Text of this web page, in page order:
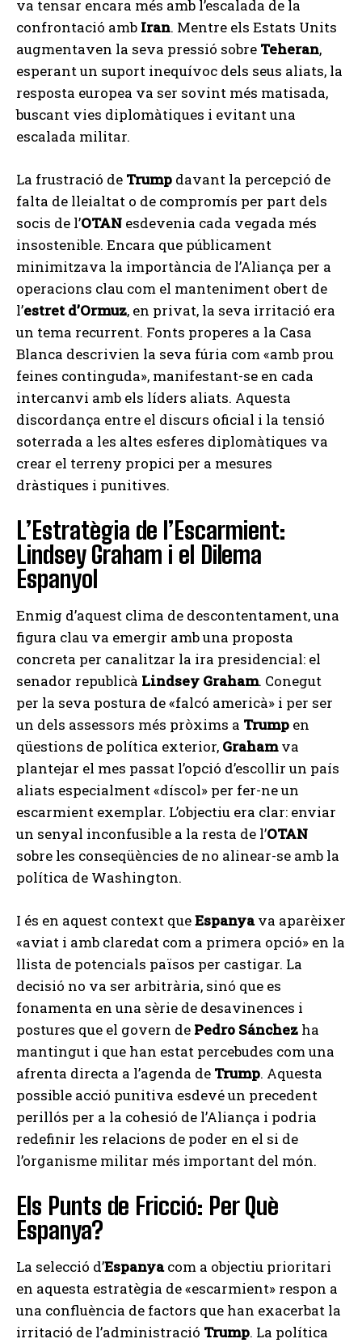
va tensar encara més amb l’escalada de la
confrontació amb Iran. Mentre els Estats Units
augmentaven la seva pressió sobre Teheran,
esperant un suport inequívoc dels seus aliats, la
resposta europea va ser sovint més matisada,
buscant vies diplomàtiques i evitant una
escalada militar.
La frustració de Trump davant la percepció de
falta de lleialtat o de compromís per part dels
socis de l’OTAN esdevenia cada vegada més
insostenible. Encara que públicament
minimitzava la importància de l’Aliança per a
operacions clau com el manteniment obert de
l’estret d’Ormuz, en privat, la seva irritació era
un tema recurrent. Fonts properes a la Casa
Blanca descrivien la seva fúria com «amb prou
feines continguda», manifestant-se en cada
intercanvi amb els líders aliats. Aquesta
discordança entre el discurs oficial i la tensió
soterrada a les altes esferes diplomàtiques va
crear el terreny propici per a mesures
dràstiques i punitives.
L’Estratègia de l’Escarmient:
Lindsey Graham i el Dilema
Espanyol
Enmig d’aquest clima de descontentament, una
figura clau va emergir amb una proposta
concreta per canalitzar la ira presidencial: el
senador republicà Lindsey Graham. Conegut
per la seva postura de «falcó americà» i per ser
un dels assessors més pròxims a Trump en
qüestions de política exterior, Grahamva
plantejar el mes passat l’opció d’escollir un país
aliats especialment «díscol» per fer-ne un
escarmient exemplar. L’objectiu era clar: enviar
un senyal inconfusible a la resta de l’OTAN
sobre les conseqüències de no alinear-se amb la
política de Washington.
I és en aquest context queEspanyava aparèixer
«aviat i amb claredat com a primera opció» en la
llista de potencials països per castigar. La
decisió no va ser arbitrària, sinó que es
fonamenta en una sèrie de desavinences i
postures que el govern de Pedro Sánchez ha
mantingut i que han estat percebudes com una
afrenta directa a l’agenda de Trump. Aquesta
possible acció punitiva esdevé un precedent
perillós per a la cohesió de l’Aliança i podria
redefinir les relacions de poder en el si de
l’organisme militar més important del món.
Els Punts de Fricció: Per Què
Espanya?
La selecció d’Espanyacom a objectiu prioritari
en aquesta estratègia de «escarmient» respon a
una confluència de factors que han exacerbat la
irritació de l’administració Trump. La política